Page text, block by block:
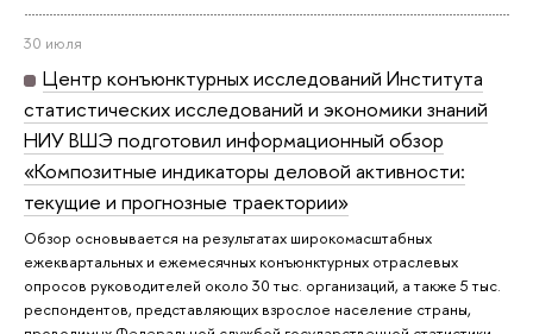
30 июля
Центр конъюнктурных исследований Института
статистических исследований и экономики знаний
НИУ ВШЭ подготовил информационный обзор
«Композитные индикаторы деловой активности:
текущие и прогнозные траектории»
Обзор основывается на результатах широкомасштабных
ежеквартальных и ежемесячных конъюнктурных отраслевых
опросов руководителей около 30 тыс. организаций, а также 5 тыс.
респондентов, представляющих взрослое население страны,